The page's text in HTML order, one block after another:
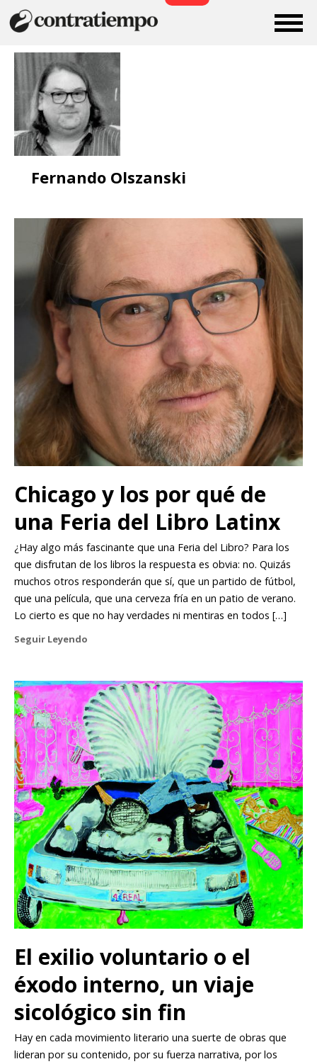
Fernando Olszanski
Chicago y los por qué de
una Feria del Libro Latinx
¿Hay algo más fascinante que una Feria del Libro? Para los
que disfrutan de los libros la respuesta es obvia: no. Quizás
muchos otros responderán que sí, que un partido de fútbol,
que una película, que una cerveza fría en un patio de verano.
Lo cierto es que no hay verdades ni mentiras en todos […]
Seguir Leyendo
El exilio voluntario o el
éxodo interno, un viaje
sicológico sin fin
Hay en cada movimiento literario una suerte de obras que
lideran por su contenido, por su fuerza narrativa, por los